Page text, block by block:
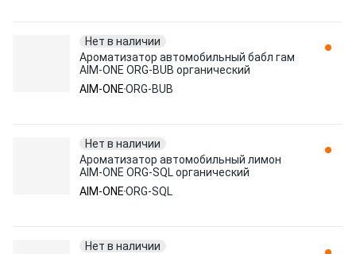
Нет в наличии
Ароматизатор автомобильный бабл гам
AIM-ONE ORG-BUB органический
AIM-ONEORG-BUB
Нет в наличии
Ароматизатор автомобильный лимон
AIM-ONE ORG-SQL органический
AIM-ONEORG-SQL
Нет в наличии